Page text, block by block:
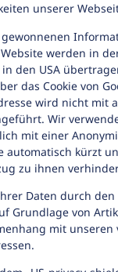
unserer
gewonnenen
werden in
in den USA
das Cookie von
wird nicht mit
Wir
mit einer
automatisch kürzt
zu ihnen
Daten durch den
Grundlage von
mit